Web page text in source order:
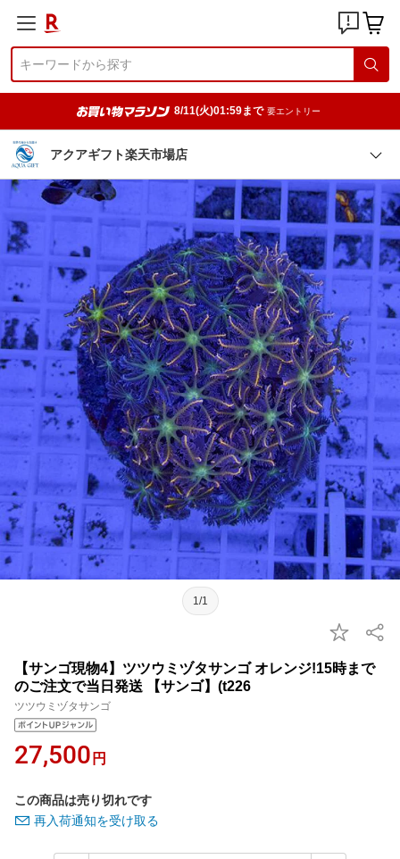
8/11(火)01:59まで 要エントリー
アクアギフト楽天市場店
1/1
【サンゴ現物4】ツツウミヅタサンゴ オレンジ!15時まで
のご注文で当日発送 【サンゴ】(t226
ツツウミヅタサンゴ
27,500 円
この商品は売り切れです
再入荷通知を受け取る